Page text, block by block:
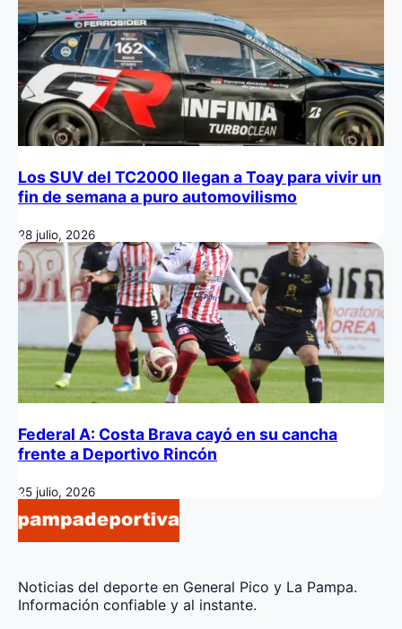
Los SUV del TC2000 llegan a Toay para vivir un
fin de semana a puro automovilismo
28 julio, 2026
Federal A: Costa Brava cayó en su cancha
frente a Deportivo Rincón
25 julio, 2026
Noticias del deporte en General Pico y La Pampa.
Información confiable y al instante.